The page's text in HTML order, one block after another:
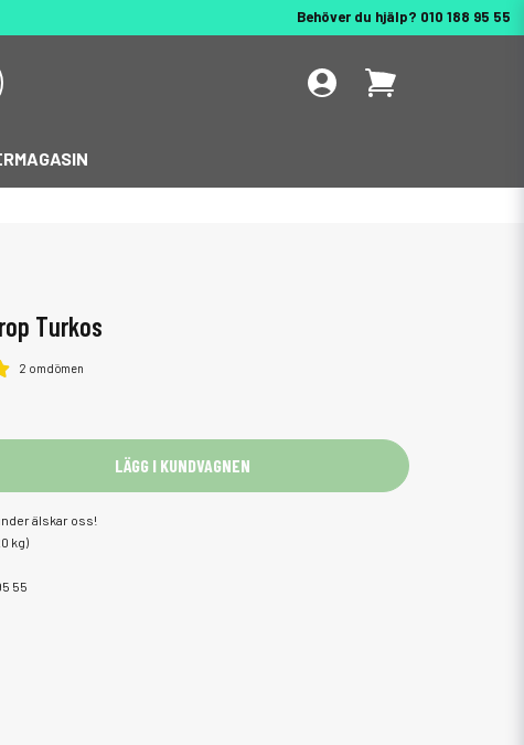
Behöver du hjälp? 010 188 95 55
MAGASIN
Turkos
2 omdömen
LÄGG I KUNDVAGNEN
älskar oss!
kg)
55